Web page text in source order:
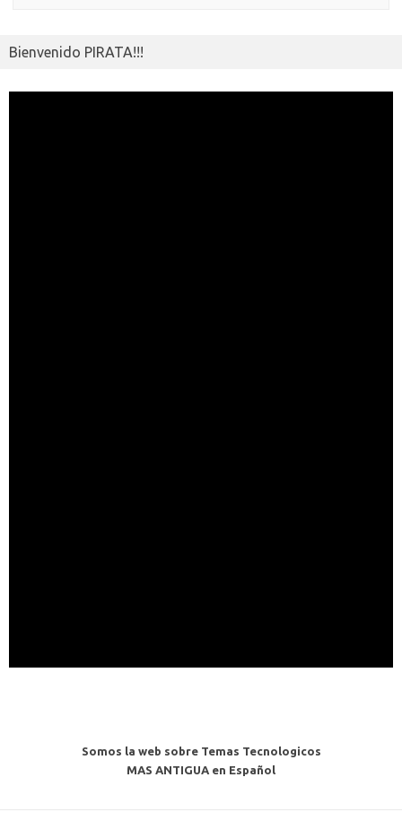
Bienvenido PIRATA!!!
Somos la web sobre Temas Tecnologicos
MAS ANTIGUA en Español